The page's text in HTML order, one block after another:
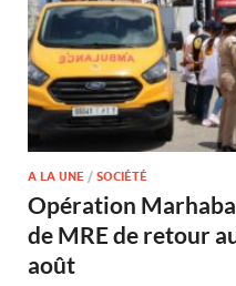
A LA UNE / SOCIÉTÉ
Opération
de MRE de retour
août